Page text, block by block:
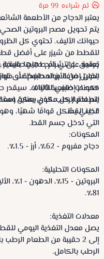
تم شراءه 99 مرة
يعتبر الدجاج من الأطعمة
يتم تحويل مصدر البروتين
حيوانك الأليف. تحتوي كل
للقطط من شيزر على أفضل
ورقيق، والتي تم طهيها
القليل من الأرز المطبوخ على
كمصدر إضافي للألياف. سيقدر
الطعام الرطب، الذي يمكن
غذاء القط.
تعتمد على شرائح دجاج حقيقية.
بدون إضافة مواد حافظة أو
مكونات طبيعية 100٪.
يتم اختيار كل مكون بعناية
الجيلي يشكل قوامًا شهيًا،
التي تدخل جسم القط.
المكونات:
دجاج مفروم - 62٪، أرز - 1.5٪.
المكونات التحليلية:
81٪.
معدلات التغذية:
يصل معدل التغذية اليومي
إلى 2 حقيبة من الطعام
الرطب بالكامل.